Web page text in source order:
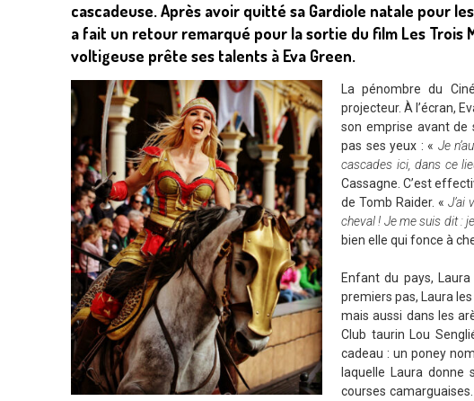
cascadeuse. Après avoir quitté sa Gardiole natale pour
a fait un retour remarqué pour la sortie du film Les Trois
voltigeuse prête ses talents à Eva Green.
La pénombre du
projecteur. À l’écran,
son emprise avant de
pas ses yeux : « Je
cascades ici, dans ce
Cassagne. C’est
de Tomb Raider. «J’ai
cheval ! Je me suis dit :
bien elle qui fonce à
Enfant du pays,
premiers pas, Laura
mais aussi dans les
Club taurin Lou
cadeau : un poney
laquelle Laura donne
courses